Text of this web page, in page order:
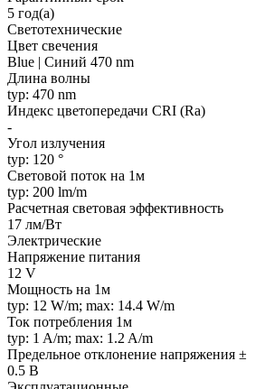
5 год(а)
Светотехнические
Цвет свечения
Blue | Синий 470 nm
Длина волны
typ: 470 nm
Индекс цветопередачи CRI (Ra)
-
Угол излучения
typ: 120 °
Световой поток на 1м
typ: 200 lm/m
Расчетная световая эффективность
17 лм/Вт
Электрические
Напряжение питания
12 V
Мощность на 1м
typ: 12 W/m; max: 14.4 W/m
Ток потребления 1м
typ: 1 A/m; max: 1.2 A/m
Предельное отклонение напряжения ±
0.5 В